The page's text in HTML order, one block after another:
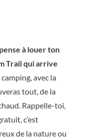
pense à louer ton
Trail qui arrive
avec la
tout, de la
Rappelle-toi,
c’est
de la nature ou